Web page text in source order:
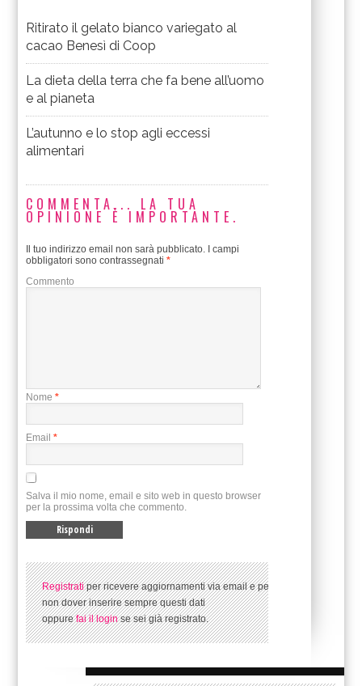
Ritirato il gelato bianco variegato al
cacao Benesì di Coop
La dieta della terra che fa bene all’uomo
e al pianeta
L’autunno e lo stop agli eccessi
alimentari
COMMENTA... LA TUA
OPINIONE È IMPORTANTE.
Il tuo indirizzo email non sarà pubblicato. I campi
obbligatori sono contrassegnati*
Commento
Nome *
Email *
Salva il mio nome, email e sito web in questo browser
per la prossima volta che commento.
Registratiper ricevere aggiornamenti via email e per
non dover inserire sempre questi dati
oppurefai il loginse sei già registrato.